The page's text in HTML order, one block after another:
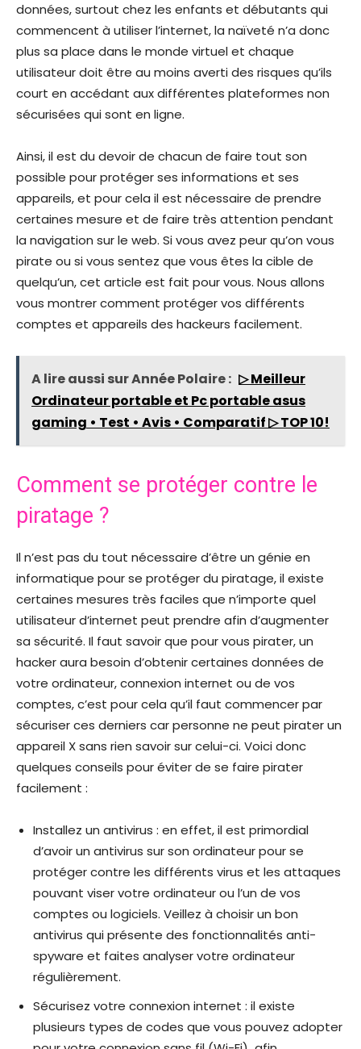
données, surtout chez les enfants et débutants qui
commencent à utiliser l’internet, la naïveté n’a donc
plus sa place dans le monde virtuel et chaque
utilisateur doit être au moins averti des risques qu’ils
court en accédant aux différentes plateformes non
sécurisées qui sont en ligne.
Ainsi, il est du devoir de chacun de faire tout son
possible pour protéger ses informations et ses
appareils, et pour cela il est nécessaire de prendre
certaines mesure et de faire très attention pendant
la navigation sur le web. Si vous avez peur qu’on vous
pirate ou si vous sentez que vous êtes la cible de
quelqu’un, cet article est fait pour vous. Nous allons
vous montrer comment protéger vos différents
comptes et appareils des hackeurs facilement.
A lire aussi sur Année Polaire : ▷ Meilleur
Ordinateur portable et Pc portable asus
gaming • Test • Avis • Comparatif ▷ TOP 10!
Comment se protéger contre le
piratage ?
Il n’est pas du tout nécessaire d’être un génie en
informatique pour se protéger du piratage, il existe
certaines mesures très faciles que n’importe quel
utilisateur d’internet peut prendre afin d’augmenter
sa sécurité. Il faut savoir que pour vous pirater, un
hacker aura besoin d’obtenir certaines données de
votre ordinateur, connexion internet ou de vos
comptes, c’est pour cela qu’il faut commencer par
sécuriser ces derniers car personne ne peut pirater un
appareil X sans rien savoir sur celui-ci. Voici donc
quelques conseils pour éviter de se faire pirater
facilement :
Installez un antivirus : en effet, il est primordial
d’avoir un antivirus sur son ordinateur pour se
protéger contre les différents virus et les attaques
pouvant viser votre ordinateur ou l’un de vos
comptes ou logiciels. Veillez à choisir un bon
antivirus qui présente des fonctionnalités anti-
spyware et faites analyser votre ordinateur
régulièrement.
Sécurisez votre connexion internet : il existe
plusieurs types de codes que vous pouvez adopter